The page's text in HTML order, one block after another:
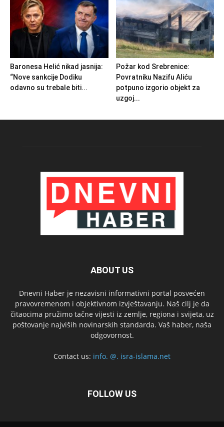
Baronesa Helić nikad jasnija:
“Nove sankcije Dodiku
odavno su trebale biti...
Požar kod Srebrenice:
Povratniku Nazifu Aliću
potpuno izgorio objekt za
uzgoj...
ABOUT US
Dnevni Haber je nezavisni informativni portal posvećen
pravovremenom i objektivnom izvještavanju. Naš cilj je da
čitaocima pružimo tačne vijesti iz zemlje, regiona i svijeta, uz
poštovanje najviših novinarskih standarda. Vaš haber, naša
odgovornost.
Contact us: info. @. isra-islama.net
FOLLOW US